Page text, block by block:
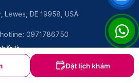
Đặt lịch khám
Lewes, DE 19958, USA
0971786750
là